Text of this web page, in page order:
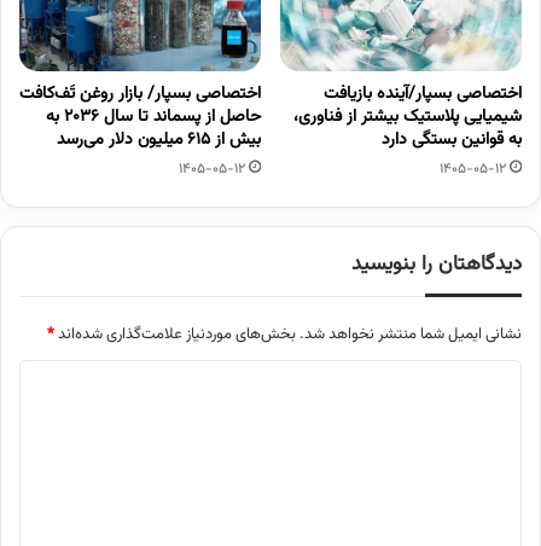
اختصاصی بسپار/آینده بازیافت
شیمیایی پلاستیک بیشتر از فناوری،
به قوانین بستگی دارد
1405-05-12
اختصاصی بسپار/ بازار روغن تَف‌کافت
حاصل از پسماند تا سال ۲۰۳۶ به
بیش از ۶۱۵ میلیون دلار می‌رسد
1405-05-12
دیدگاهتان را بنویسید
نشانی ایمیل شما منتشر نخواهد شد. بخش‌های موردنیاز علامت‌گذاری شده‌اند*